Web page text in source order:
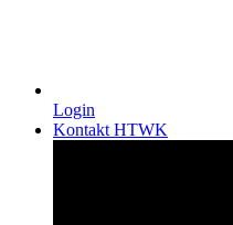
Login
Kontakt HTWK